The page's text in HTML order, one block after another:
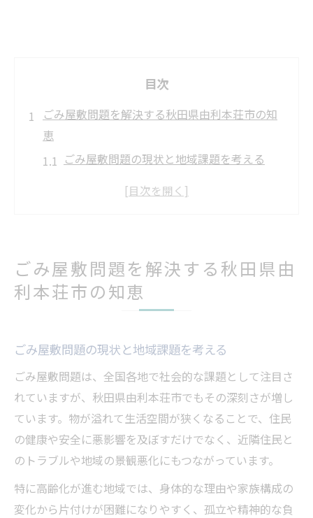
目次
ごみ屋敷問題を解決する秋田県由利本荘市の知
恵
ごみ屋敷問題の現状と地域課題を考える
秋田県由利本荘市で増えるごみ屋敷の要因
ごみ屋敷の悩みを相談できる支援窓口の利
用法
ごみ屋敷片付けの基本手順と事前準備方法
片付けの不安を減らす心構えと進め方
ごみ屋敷整理で気をつけたい安全対策とは
プロに依頼する際に押さえたい注意点
ごみ屋敷片付け後の生活環境改善ポイント
秋田県由利本荘市のごみ屋敷片付け支援とは
ごみ屋敷に特化した地域支援サービスの特
徴
ごみ屋敷問題を解決する秋田県由
利本荘市の知恵
ごみ屋敷問題の現状と地域課題を考える
ごみ屋敷問題は、全国各地で社会的な課題として注目さ
れていますが、秋田県由利本荘市でもその深刻さが増し
ています。物が溢れて生活空間が狭くなることで、住民
の健康や安全に悪影響を及ぼすだけでなく、近隣住民と
のトラブルや地域の景観悪化にもつながっています。
特に高齢化が進む地域では、身体的な理由や家族構成の
変化から片付けが困難になりやすく、孤立や精神的な負